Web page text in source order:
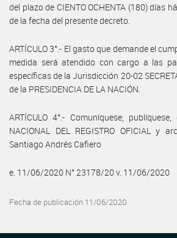
del plazo de CIENTO OCHENTA (180) días
de la fecha del presente decreto.
ARTÍCULO 3°.- El gasto que demande el
medida será atendido con cargo a las
específicas de la Jurisdicción 20-02
de la PRESIDENCIA DE LA NACIÓN.
ARTÍCULO 4°.- Comuníquese,
NACIONAL DEL REGISTRO OFICIAL y
Santiago Andrés Cafiero
e. 11/06/2020 N° 23178/20 v. 11/06/2020
Fecha de publicación 11/06/2020